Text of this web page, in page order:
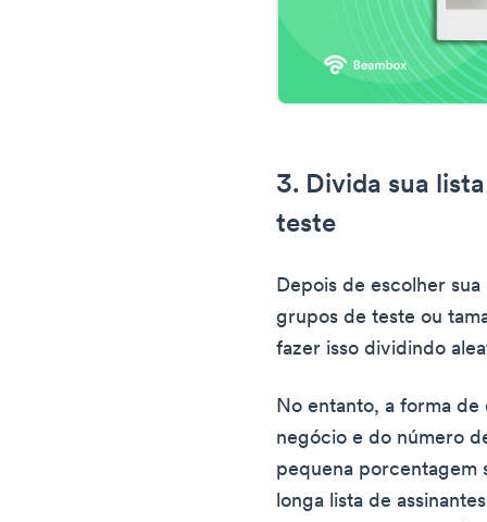
3. Divida sua
teste
Depois de escolher
grupos de teste ou
fazer isso dividindo
No entanto, a forma
negócio e do número
pequena porcentagem
longa lista de